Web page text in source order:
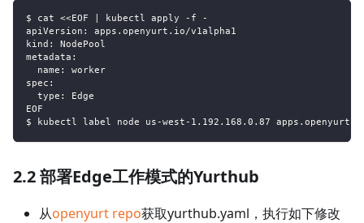
$ cat <<EOF | kubectl apply -f -
apiVersion: apps.openyurt.io/v1alpha1
kind: NodePool
metadata:
  name: worker
spec:
  type: Edge
EOF
$ kubectl label node us-west-1.192.168.0.87
2.2 部署Edge工作模式的Yurthub
从openyurt repo获取yurthub.yaml，执行如下修改